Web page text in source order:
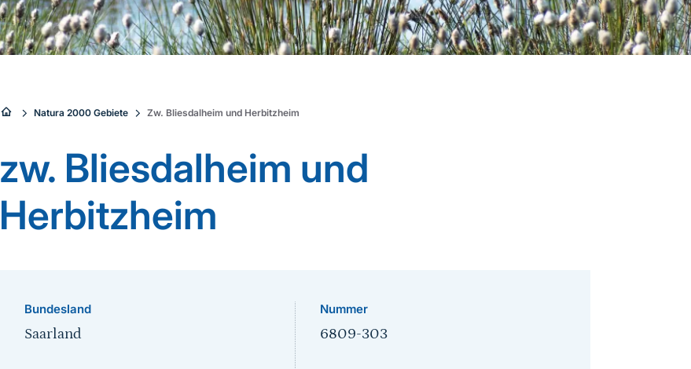
Sie
hier:
Natura 2000 Gebiete Zw. Bliesdalheim und Herbitzheim
zw. Bliesdalheim und
Herbitzheim
Bundesland
Saarland
Nummer
6809-303